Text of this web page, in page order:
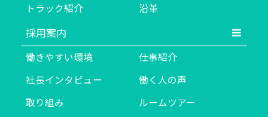
トラック紹介
沿革
採用案内
働きやすい環境
仕事紹介
社長インタビュー
働く人の声
取り組み
ルームツアー